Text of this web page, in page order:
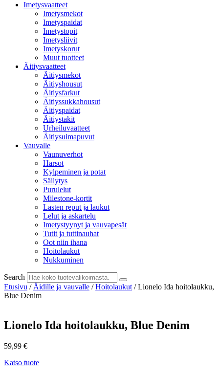
Imetysvaatteet
Imetysmekot
Imetyspaidat
Imetystopit
Imetysliivit
Imetyskorut
Muut tuotteet
Äitiysvaatteet
Äitiysmekot
Äitiyshousut
Äitiysfarkut
Äitiyssukkahousut
Äitiyspaidat
Äitiystakit
Urheiluvaatteet
Äitiysuimapuvut
Vauvalle
Vaunuverhot
Harsot
Kylpeminen ja potat
Säilytys
Purulelut
Milestone-kortit
Lasten reput ja laukut
Lelut ja askartelu
Imetystyynyt ja vauvapesät
Tutit ja tuttinauhat
Oot niin ihana
Hoitolaukut
Nukkuminen
Search
Etusivu / Äidille ja vauvalle /Hoitolaukut / Lionelo Ida hoitolaukku,
Blue Denim
Lionelo Ida hoitolaukku, Blue Denim
59,99 €
Katso tuote